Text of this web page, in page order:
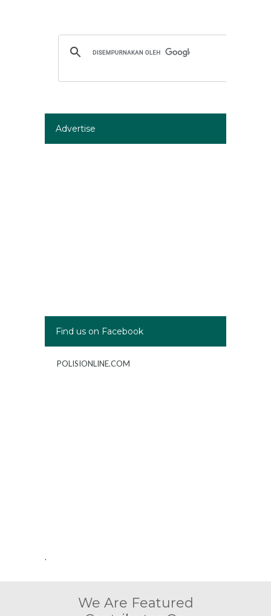
Advertise
Find us on Facebook
POLISIONLINE.COM
.
We Are Featured